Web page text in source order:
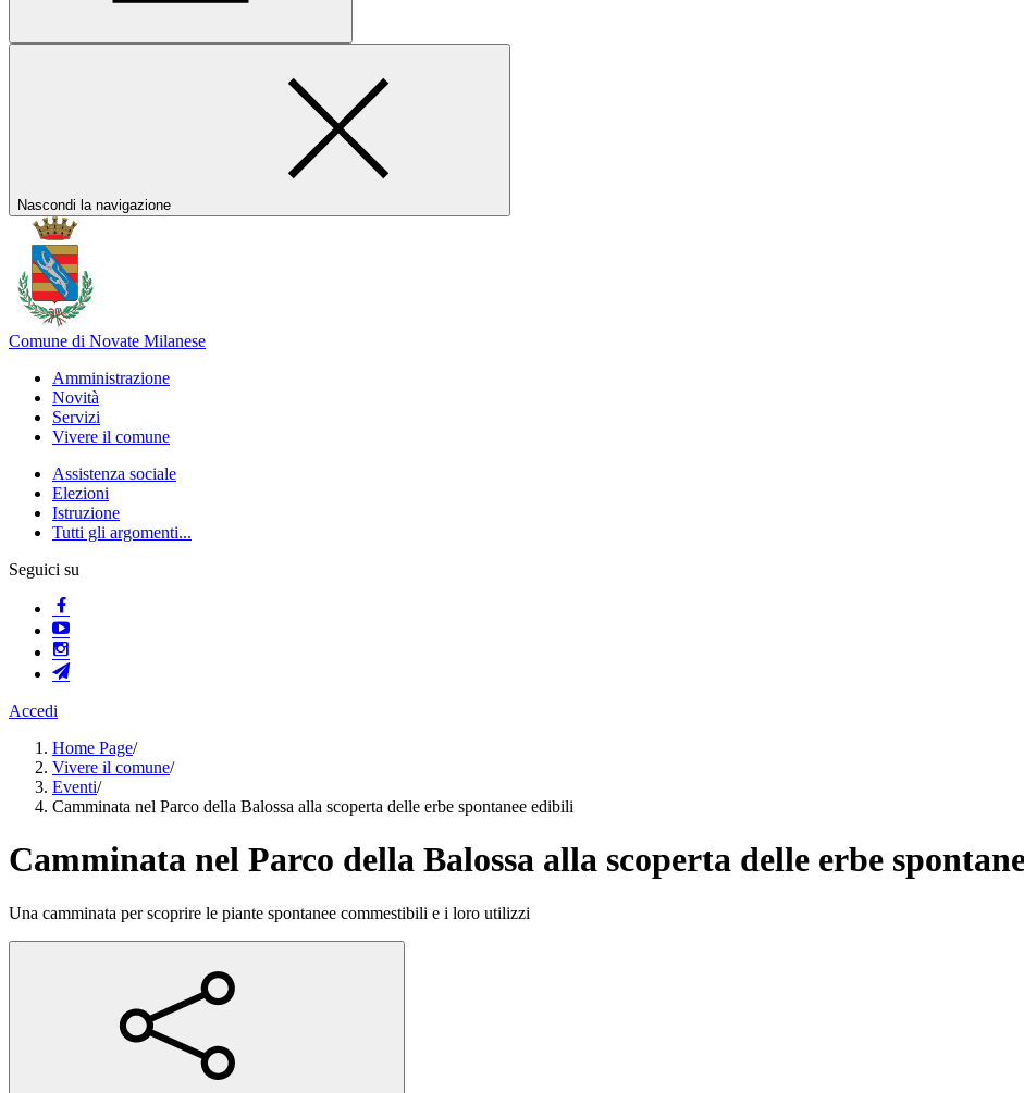
Nascondi la navigazione
Comune di Novate Milanese
Amministrazione
Novità
Servizi
Vivere il comune
Assistenza sociale
Elezioni
Istruzione
Tutti gli argomenti...
Seguici su
Accedi
Home Page/
Vivere il comune/
Eventi/
Camminata nel Parco della Balossa alla scoperta delle erbe spontanee edibili
Camminata nel Parco della Balossa alla scoperta delle erbe
Una camminata per scoprire le piante spontanee commestibili e i loro utilizzi